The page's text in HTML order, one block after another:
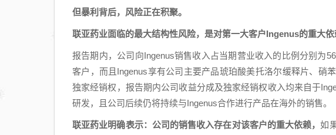
但暴利背后，风险正在积聚。
联亚药业面临的最大结构性风险，是对第一大客户Ingenus的重大依
报告期内，公司向Ingenus销售收入占当期营业收入的比例分别为
客户，而且Ingenus享有公司主要产品琥珀酸美托洛尔缓释片、硝
独家经销权，报告期内公司收益分成及独家经销权收入均来自于
研发，且公司后续仍将持续与Ingenus合作进行产品在海外的销售。
联亚药业明确表示：公司的销售收入存在对该客户的重大依赖，如